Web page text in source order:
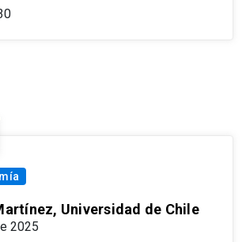
Universidad de Chile
2025